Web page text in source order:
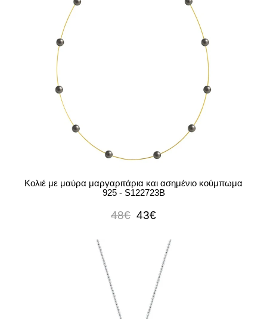
Κολιέ με μαύρα μαργαριτάρια και ασημένιο κούμπωμα
925 - S122723B
48€ 43€